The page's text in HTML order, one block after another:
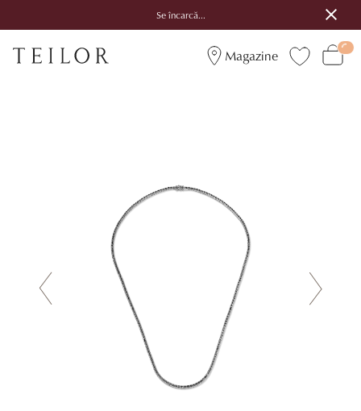
Se încarcă...
Magazine